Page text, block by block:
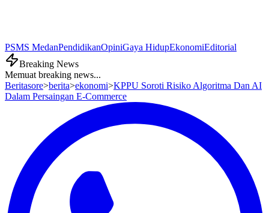
PSMS MedanPendidikanOpiniGaya HidupEkonomiEditorial
Breaking News
Memuat breaking news...
Beritasore>berita>ekonomi>KPPU Soroti Risiko Algoritma Dan AI
Dalam Persaingan E-Commerce